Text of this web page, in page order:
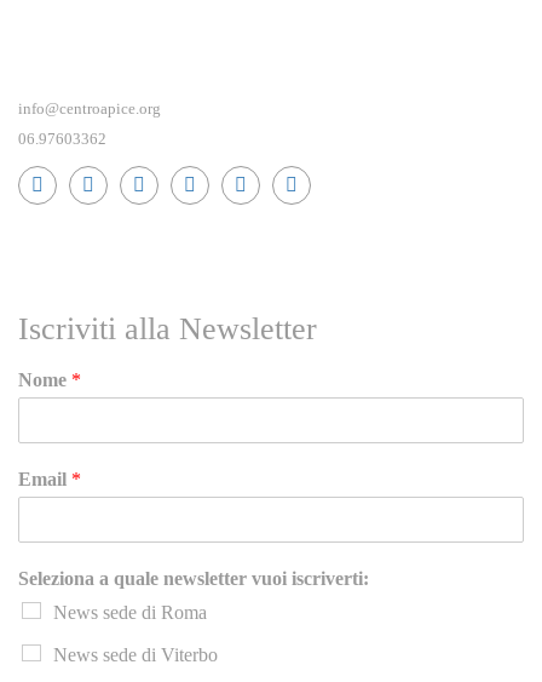
info@centroapice.org
06.97603362
Iscriviti alla Newsletter
Nome *
Email *
Seleziona a quale newsletter vuoi iscriverti:
News sede di Roma
News sede di Viterbo